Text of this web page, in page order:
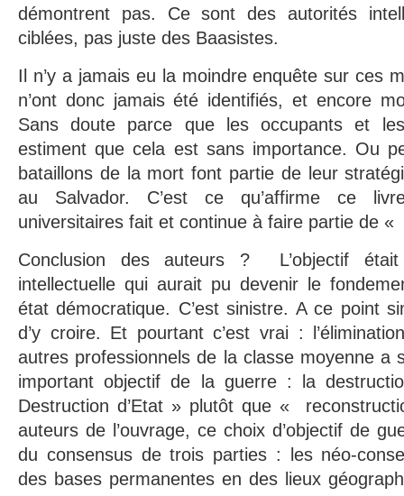
démontrent pas. Ce sont des autorités
ciblées, pas juste des Baasistes.
Il n’y a jamais eu la moindre enquête sur ces
n’ont donc jamais été identifiés, et encore
Sans doute parce que les occupants et
estiment que cela est sans importance. Ou
bataillons de la mort font partie de leur
au Salvador. C’est ce qu’affirme ce
universitaires fait et continue à faire partie de «
Conclusion des auteurs ? L’objectif était
intellectuelle qui aurait pu devenir le
état démocratique. C’est sinistre. A ce point
d’y croire. Et pourtant c’est vrai :
autres professionnels de la classe moyenne a
important objectif de la guerre : la
Destruction d’Etat » plutôt que «
auteurs de l’ouvrage, ce choix d’objectif de
du consensus de trois parties : les néo-
des bases permanentes en des lieux